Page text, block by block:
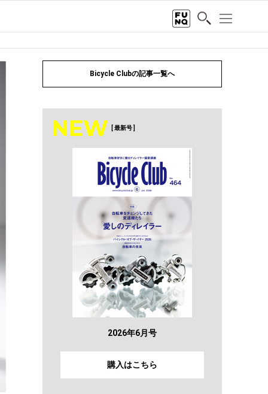
Bicycle Clubの記事一覧へ
NEW [ 最新号 ]
2026年6月号
購入はこちら